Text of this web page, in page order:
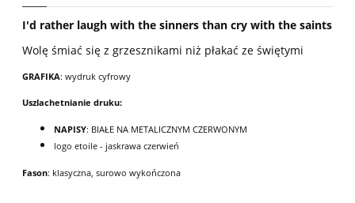
I'd rather laugh with the sinners than cry with the saints
Wolę śmiać się z grzesznikami niż płakać ze świętymi
GRAFIKA: wydruk cyfrowy
Uszlachetnianie druku:
NAPISY: BIAŁE NA METALICZNYM CZERWONYM
logo etoile - jaskrawa czerwień
Fason: klasyczna, surowo wykończona